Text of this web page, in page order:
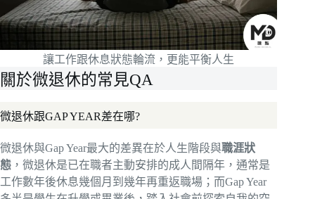
讓工作跟休息狀態輪流，更能平衡人生
關於微退休的常見QA
微退休跟GAP YEAR差在哪?
微退休與Gap Year最大的差異在於人生階段與職涯狀
態 ，微退休是已在職者主動安排的成人間隔年，通常是
工作數年後休息幾個月到幾年再重返職場；而Gap Year